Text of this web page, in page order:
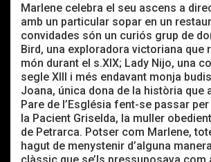
Marlene celebra el seu ascens a
amb un particular sopar en un
convidades són un curiós grup de
Bird, una exploradora victoriana que
món durant el s.XIX; Lady Nijo, una
segle XIII i més endavant monja
Joana, única dona de la història que
Pare de l’Església fent-se passar
la Pacient Griselda, la muller
de Petrarca. Potser com Marlene,
hagut de menystenir d’alguna